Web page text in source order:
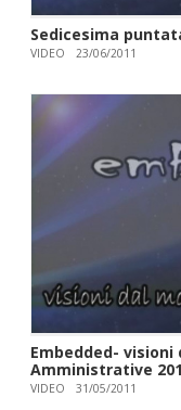
Sedicesima
VIDEO 23/06/2011
Embedded- visioni
Amministrative
VIDEO 31/05/2011